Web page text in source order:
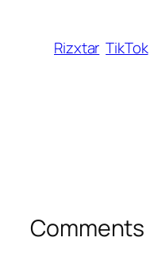
Rizxtar TikTok
Comments